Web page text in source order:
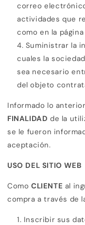
correo
actividades que
como en la página
Suministrar la
cuales la
sea necesario
del objeto
Informado lo
FINALIDAD de la
se le fueron
aceptación.
USO DEL SITIO WEB
Como CLIENTE al
compra a través de
Inscribir sus